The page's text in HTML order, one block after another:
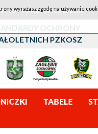
- LOTTO AZS UMCS LUBLIN
OCHRONY
PZKOSZ
TABELE
wyrażasz zgodę na używanie